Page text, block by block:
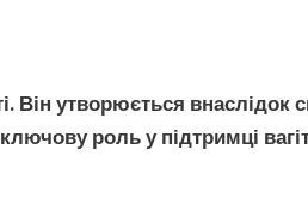
Він утворюється внаслідок
роль у підтримці